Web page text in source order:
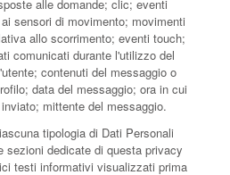
alle domande; clic; eventi
sensori di movimento; movimenti
allo scorrimento; eventi touch;
comunicati durante l'utilizzo del
contenuti del messaggio o
data del messaggio; ora in cui
mittente del messaggio.
tipologia di Dati Personali
sezioni dedicate di questa privacy
testi informativi visualizzati prima